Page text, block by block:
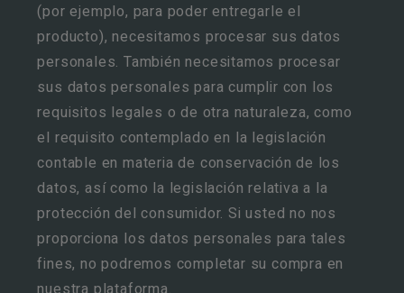
(por ejemplo, para poder entregarle el
producto), necesitamos procesar sus datos
personales. También necesitamos procesar
sus datos personales para cumplir con los
requisitos legales o de otra naturaleza, como
el requisito contemplado en la legislación
contable en materia de conservación de los
datos, así como la legislación relativa a la
protección del consumidor. Si usted no nos
proporciona los datos personales para tales
fines, no podremos completar su compra en